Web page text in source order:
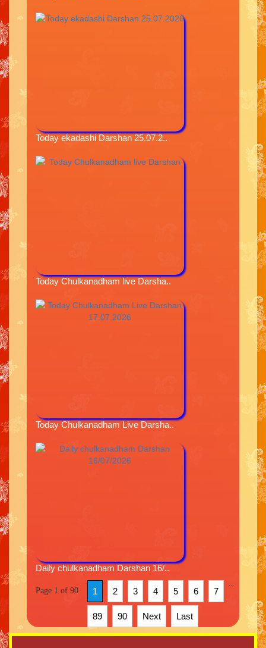
Today ekadashi Darshan 25.07.2..
Today Chulkanadham live Darsha..
Today Chulkanadham Live Darsha..
Daily chulkanadham Darshan 16/..
Page 1 of 90 1 2 3 4 5 6 7
89 90 Next Last